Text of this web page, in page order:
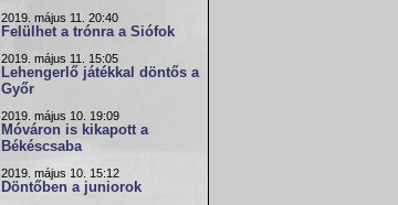
2019. május 11. 20:40
Felülhet a trónra a Siófok
2019. május 11. 15:05
Lehengerlő játékkal döntős a
Győr
2019. május 10. 19:09
Móváron is kikapott a
Békéscsaba
2019. május 10. 15:12
Döntőben a juniorok